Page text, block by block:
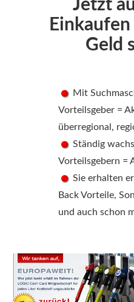
Jetzt
Geld
Mit
Vorteilsgeber =
überregional,
Ständig
Vorteilsgebern =
Sie erhalten
Back Vorteile,
und auch schon